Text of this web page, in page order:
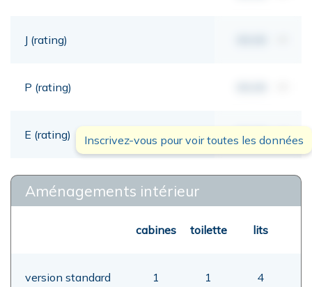
J (rating)
P (rating)
E (rating) 00,00
Inscrivez-vous pour voir toutes les données
Aménagements intérieur
cabines toilette lits
version standard 1 1 4